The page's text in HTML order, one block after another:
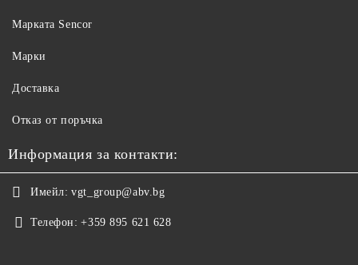
Maрката Sencor
Марки
Доставка
Отказ от поръчка
Информация за контакти:
Имейл: vgt_group@abv.bg
Телефон: +359 895 621 628